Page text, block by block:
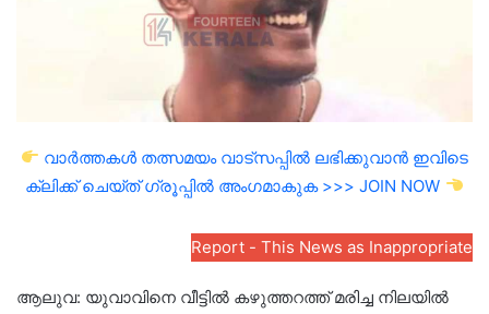
വാർത്തകൾ തത്സമയം വാട്സപ്പിൽ ലഭിക്കുവാൻ ഇവിടെ
ക്ലിക്ക് ചെയ്ത് ഗ്രൂപ്പിൽ അംഗമാകുക >>> JOIN NOW
Report - This News as Inappropriate
ആലുവ: യുവാവിനെ വീട്ടിൽ കഴുത്തറത്ത് മരിച്ച നിലയിൽ